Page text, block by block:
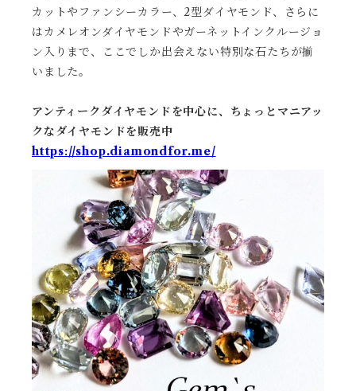
カットやファンシーカラー、2型ダイヤモンド、さらに
はカメレオンダイヤモンドやガーネットインクルージョ
ン入りまで、ここでしか出会えない特別な石たちが揃
いました。
アンティークダイヤモンドを中心に、ちょっとマニアッ
クなダイヤモンドを販売中
https://shop.diamondfor.me/